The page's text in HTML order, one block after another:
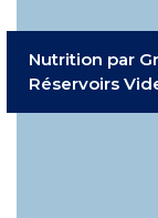
Nutrition par
Réservoirs